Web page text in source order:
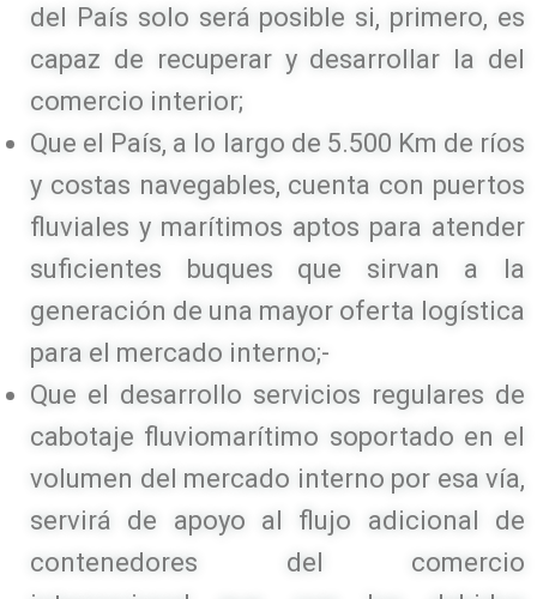
del País solo será posible si, primero, es
capaz de recuperar y desarrollar la del
comercio interior;
Que el País, a lo largo de 5.500 Km de ríos
y costas navegables, cuenta con puertos
fluviales y marítimos aptos para atender
suficientes buques que sirvan a la
generación de una mayor oferta logística
para el mercado interno;-
Que el desarrollo servicios regulares de
cabotaje fluviomarítimo soportado en el
volumen del mercado interno por esa vía,
servirá de apoyo al flujo adicional de
contenedores del comercio